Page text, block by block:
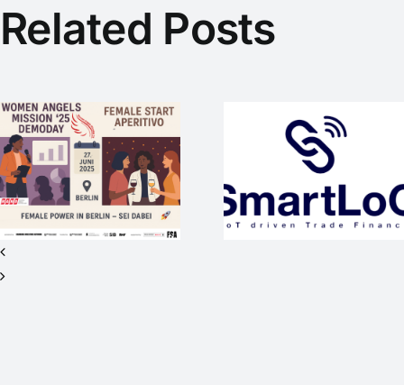
Related Posts
SmartLoC –
WEP-Startup
mit
internationaler
Vision sucht
Investor*innen
WAM25
wieder
beim